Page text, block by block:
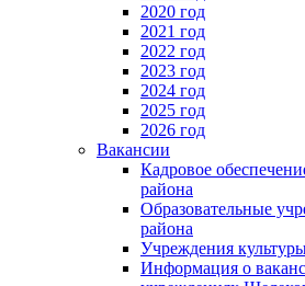
2020 год
2021 год
2022 год
2023 год
2024 год
2025 год
2026 год
Вакансии
Кадровое
района
Образовательные
района
Учреждения
Информация о